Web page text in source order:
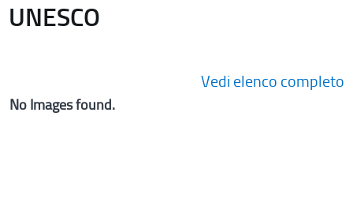
UNESCO
Vedi elenco completo
No Images found.